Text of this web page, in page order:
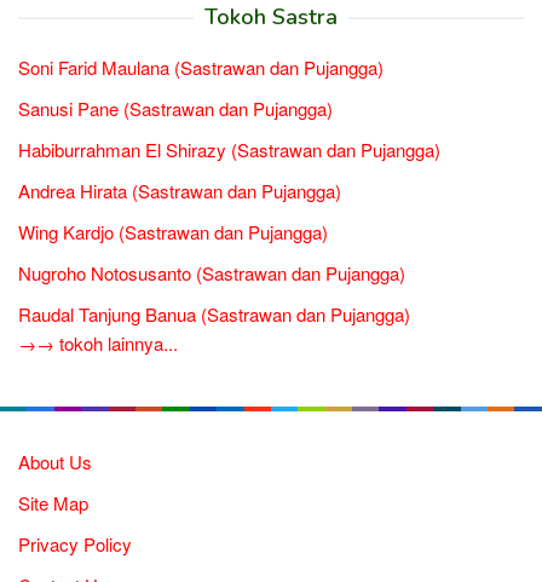
Tokoh Sastra
Soni Farid Maulana (Sastrawan dan Pujangga)
Sanusi Pane (Sastrawan dan Pujangga)
Habiburrahman El Shirazy (Sastrawan dan Pujangga)
Andrea Hirata (Sastrawan dan Pujangga)
Wing Kardjo (Sastrawan dan Pujangga)
Nugroho Notosusanto (Sastrawan dan Pujangga)
Raudal Tanjung Banua (Sastrawan dan Pujangga)
→→ tokoh lainnya...
About Us
Site Map
Privacy Policy